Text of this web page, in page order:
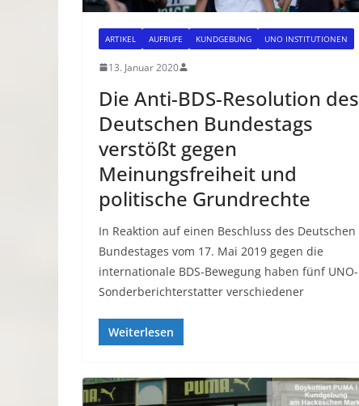
ARTIKEL AUFRUFE KUNDGEBUNG UNO INSTITUTIONEN
13. Januar 2020
Die Anti-BDS-Resolution des
Deutschen Bundestags
verstößt gegen
Meinungsfreiheit und
politische Grundrechte
In Reaktion auf einen Beschluss des Deutschen
Bundestages vom 17. Mai 2019 gegen die
internationale BDS-Bewegung haben fünf UNO-
Sonderberichterstatter verschiedener
Weiterlesen